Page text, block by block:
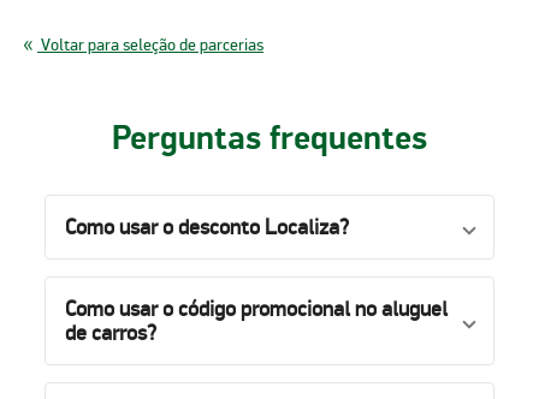
Voltar para seleção de parcerias
Perguntas frequentes
Como usar o desconto Localiza?
Como usar o código promocional no aluguel
de carros?